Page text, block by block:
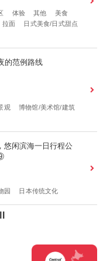
体验 其他
美食
拉面
日式美食/日式甜点
的范例路线
观
博物馆/美术馆/建筑
悠闲滨海一日行程公
园 日本传统文化